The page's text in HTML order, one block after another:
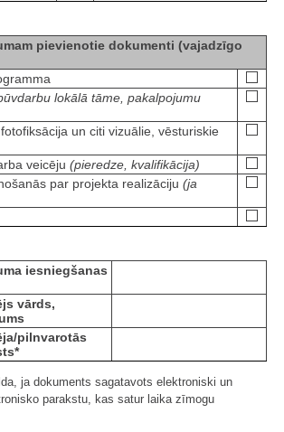
pievienotie dokumenti (vajadzīgo
lokālā tāme, pakalpojumu
un citi vizuālie, vēsturiskie
veicēju (pieredze, kvalifikācija)
par projekta realizāciju (ja
iesniegšanas
vārds,
pilnvarotās
ja dokuments sagatavots elektroniski un
parakstu, kas satur laika zīmogu